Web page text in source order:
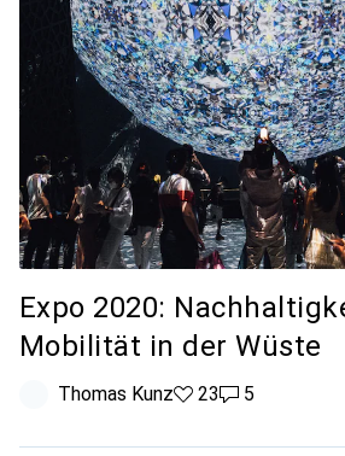
Expo 2020:
Mobilität in der Wüste
Thomas Kunz23 Likes
235 Kommentare
5